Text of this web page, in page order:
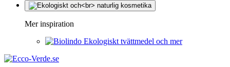
Mer inspiration
Ekologiskt tvättmedel och mer